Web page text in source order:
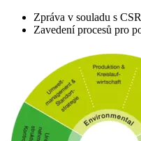
Zpráva v souladu s
Zavedení procesů pro